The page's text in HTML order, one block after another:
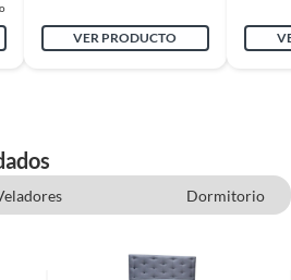
VER PRODUCTO
Dormitorio